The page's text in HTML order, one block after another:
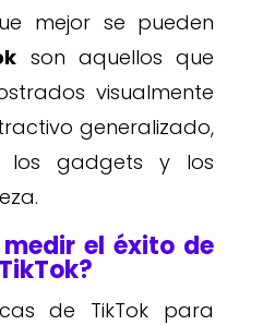
mejor se pueden
son aquellos que
visualmente
generalizado,
los gadgets y los
el éxito de
de TikTok para